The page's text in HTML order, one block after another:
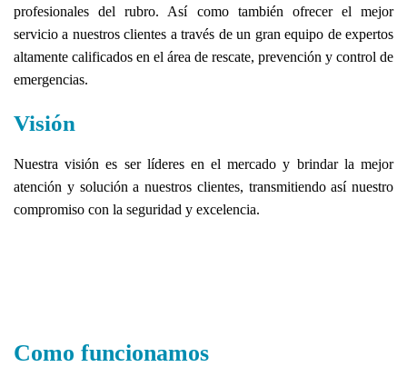
profesionales del rubro. Así como también ofrecer el mejor
servicio a nuestros clientes a través de un gran equipo de expertos
altamente calificados en el área de rescate, prevención y control de
emergencias.
Visión
Nuestra visión es ser líderes en el mercado y brindar la mejor
atención y solución a nuestros clientes, transmitiendo así nuestro
compromiso con la seguridad y excelencia.
Como funcionamos